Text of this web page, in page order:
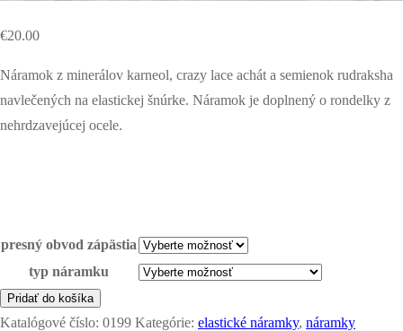
€20.00
Náramok z minerálov karneol, crazy lace achát a semienok rudraksha
navlečených na elastickej šnúrke. Náramok je doplnený o rondelky z
nehrdzavejúcej ocele.
presný obvod zápästia
typ náramku
množstvo
náramok
Pridať do košíka
Katalógové číslo: 0199 Kategórie: elastické náramky, náramky